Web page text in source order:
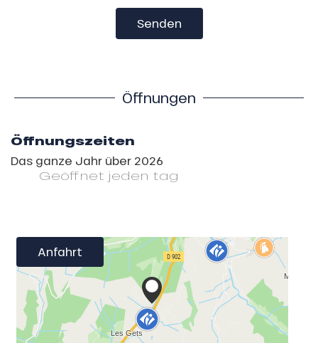
Senden
Öffnungen
Öffnungszeiten
Das ganze Jahr über 2026
Geöffnet jeden tag
Anfahrt